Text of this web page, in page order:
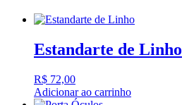
Estandarte de Linho
R$ 72,00
Adicionar ao carrinho